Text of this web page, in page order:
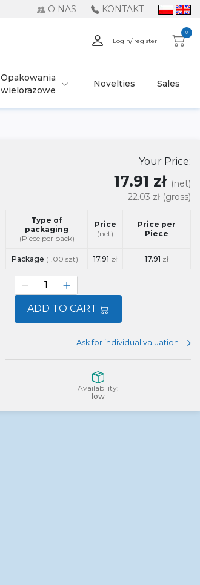
O NAS KONTAKT
Login/ register
0
Opakowania
wielorazowe
Novelties Sales
Your Price:
17.91 zł (net)
22.03 zł (gross)
Type of
packaging
(Piece per pack)
Price
(net)
Price per
Piece
Package (1.00 szt) 17.91 zł 17.91 zł
ADD TO CART
Ask for individual valuation
Availability:
low